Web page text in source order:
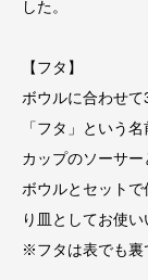
した。
【フタ】
ボウルに合わせて
「フタ」という
カップのソーサー
ボウルとセット
り皿としてお使い
※フタは表でも裏